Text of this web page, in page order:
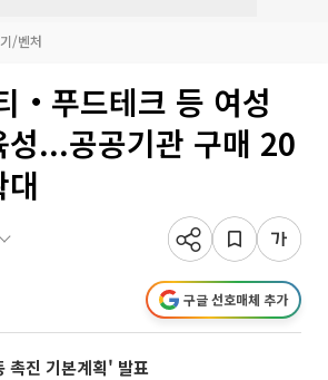
/벤처
‧푸드테크 등 여성
성...공공기관 구매 20
구글 선호매체 추가
촉진 기본계획' 발표